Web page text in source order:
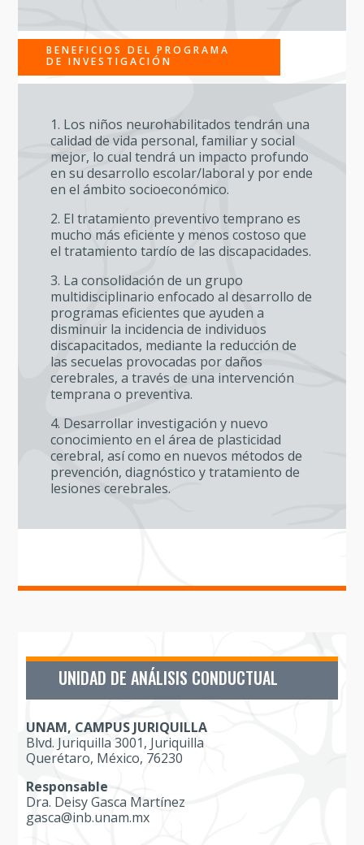
BENEFICIOS DEL PROGRAMA
DE INVESTIGACIÓN
1. Los niños neurohabilitados tendrán una
calidad de vida personal, familiar y social
mejor, lo cual tendrá un impacto profundo
en su desarrollo escolar/laboral y por ende
en el ámbito socioeconómico.
2. El tratamiento preventivo temprano es
mucho más eficiente y menos costoso que
el tratamiento tardío de las discapacidades.
3. La consolidación de un grupo
multidisciplinario enfocado al desarrollo de
programas eficientes que ayuden a
disminuir la incidencia de individuos
discapacitados, mediante la reducción de
las secuelas provocadas por daños
cerebrales, a través de una intervención
temprana o preventiva.
4. Desarrollar investigación y nuevo
conocimiento en el área de plasticidad
cerebral, así como en nuevos métodos de
prevención, diagnóstico y tratamiento de
lesiones cerebrales.
UNIDAD DE ANÁLISIS CONDUCTUAL
UNAM, CAMPUS JURIQUILLA
Blvd. Juriquilla 3001, Juriquilla
Querétaro, México, 76230
Responsable
Dra. Deisy Gasca Martínez
gasca@inb.unam.mx